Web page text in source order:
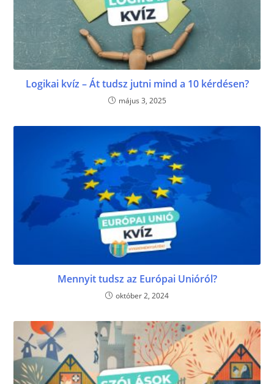
Logikai kvíz – Át tudsz jutni mind a 10 kérdésen?
május 3, 2025
Mennyit tudsz az Európai Unióról?
október 2, 2024